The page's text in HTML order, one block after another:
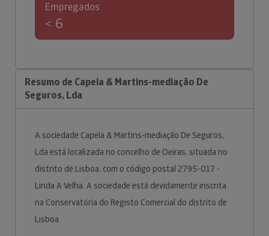
Empregados
< 6
Resumo de Capela & Martins-mediação De
Seguros, Lda
A sociedade Capela & Martins-mediação De Seguros,
Lda está localizada no concelho de Oeiras, situada no
distrito de Lisboa, com o código postal 2795-017 -
Linda A Velha. A sociedade está devidamente inscrita
na Conservatória do Registo Comercial do distrito de
Lisboa.